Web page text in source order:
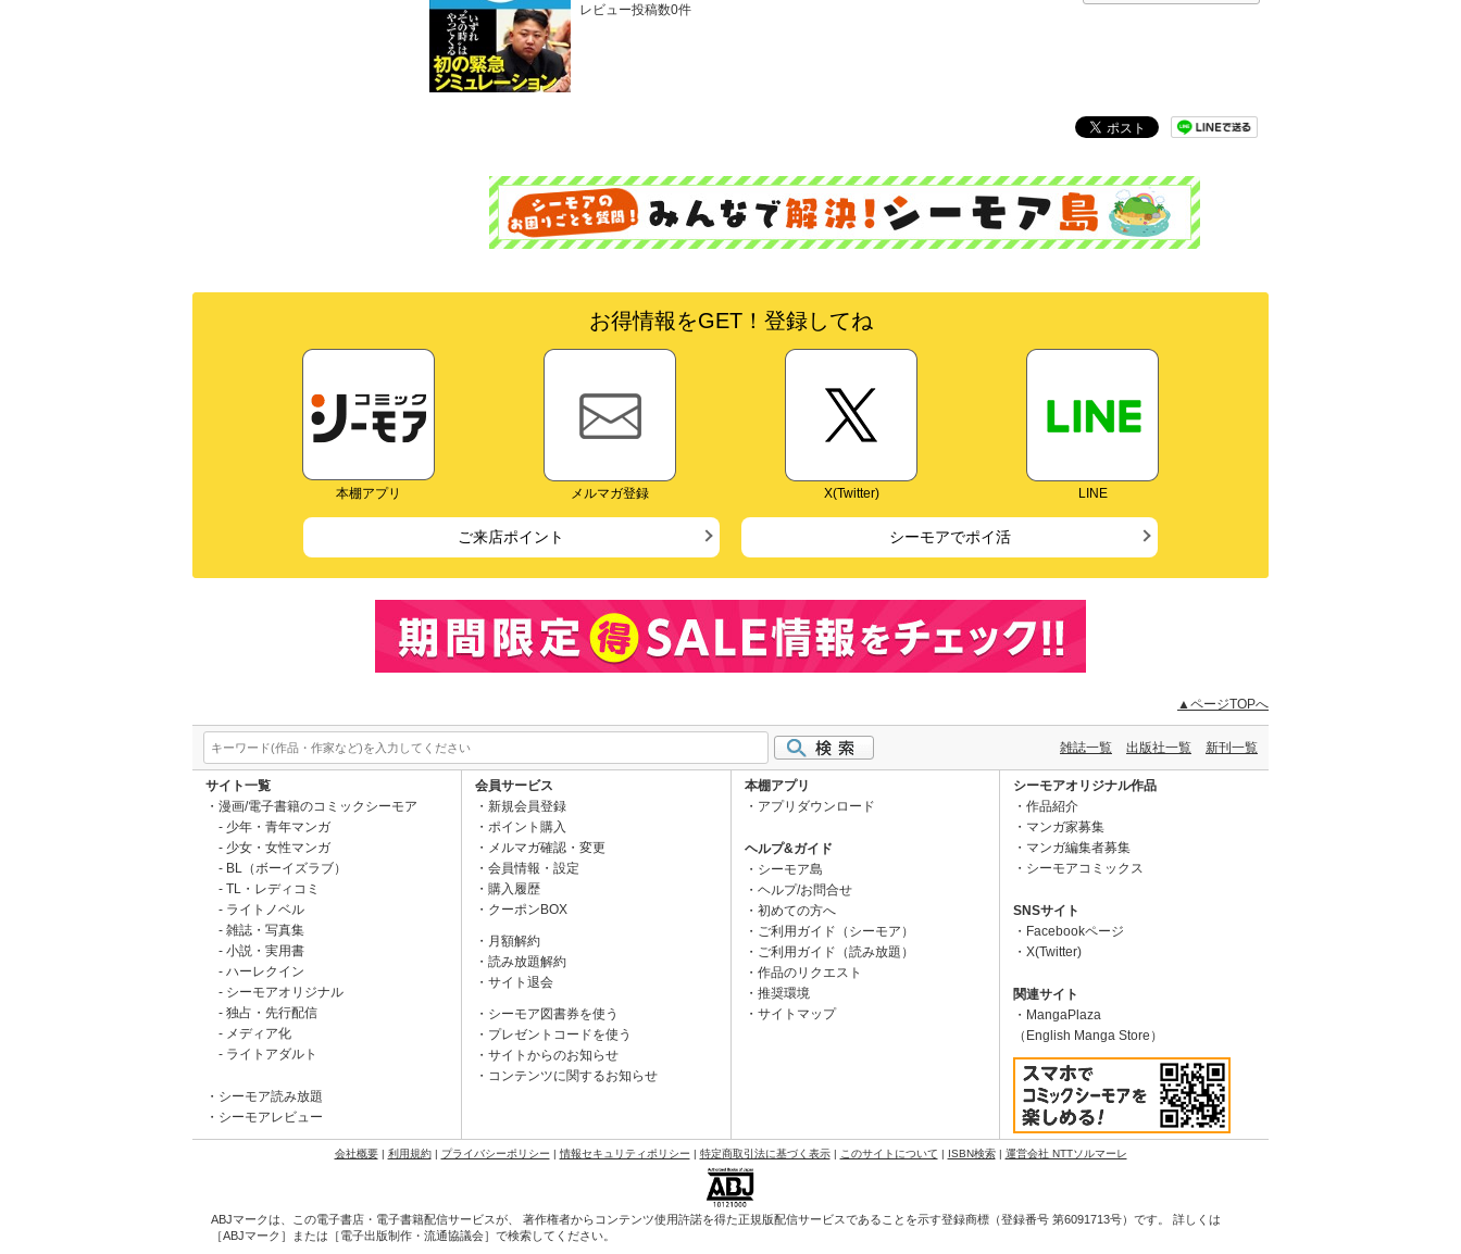
レビュー投稿数0件
お得情報をGET！登録してね
本棚アプリ メルマガ登録 X(Twitter) LINE
ご来店ポイント シーモアでポイ活
▲ページTOPへ
雑誌一覧 出版社一覧 新刊一覧
サイト一覧
漫画/電子書籍のコミックシーモア
少年・青年マンガ
少女・女性マンガ
BL（ボーイズラブ）
TL・レディコミ
ライトノベル
雑誌・写真集
小説・実用書
ハーレクイン
シーモアオリジナル
独占・先行配信
メディア化
ライトアダルト
シーモア読み放題
シーモアレビュー
会員サービス
新規会員登録
ポイント購入
メルマガ確認・変更
会員情報・設定
購入履歴
クーポンBOX
月額解約
読み放題解約
サイト退会
シーモア図書券を使う
プレゼントコードを使う
サイトからのお知らせ
コンテンツに関するお知らせ
本棚アプリ
アプリダウンロード
ヘルプ&ガイド
シーモア島
ヘルプ/お問合せ
初めての方へ
ご利用ガイド（シーモア）
ご利用ガイド（読み放題）
作品のリクエスト
推奨環境
サイトマップ
シーモアオリジナル作品
作品紹介
マンガ家募集
マンガ編集者募集
シーモアコミックス
SNSサイト
Facebookページ
X(Twitter)
関連サイト
MangaPlaza
（English Manga Store）
会社概要| 利用規約| プライバシーポリシー | 情報セキュリティポリシー | 特定商取引法に基づく表示| このサイトについて | ISBN検索| 運営会社 NTTソルマーレ
ABJマークは、この電子書店・電子書籍配信サービスが、 著作権者からコンテンツ使用許諾を得た正規版配信サービスであることを示す登録商標（登録番号 第6091713号）です。 詳しくは
［ABJマーク］または［電子出版制作・流通協議会］で検索してください。